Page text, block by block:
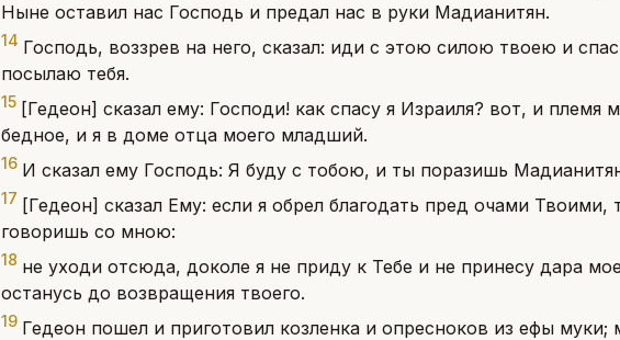
Ныне оставил нас Господь и предал нас в руки Мадианитян.
14 Господь, воззрев на него, сказал: иди с этою силою твоею и
посылаю тебя.
15 [Гедеон] сказал ему: Господи! как спасу я Израиля? вот, и племя
бедное, и я в доме отца моего младший.
16 И сказал ему Господь: Я буду с тобою, и ты поразишь
17 [Гедеон] сказал Ему: если я обрел благодать пред очами
говоришь со мною:
18 не уходи отсюда, доколе я не приду к Тебе и не принесу дара
останусь до возвращения твоего.
19 Гедеон пошел и приготовил козленка и опресноков из ефы муки;